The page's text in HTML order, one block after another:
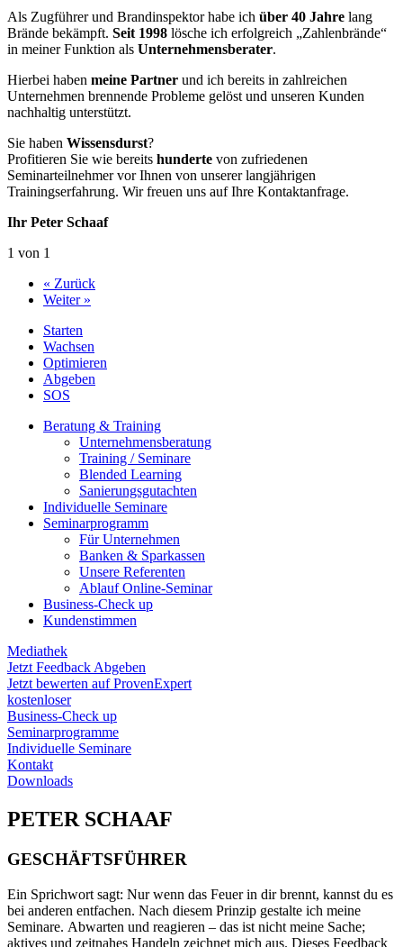
Als Zugführer und Brandinspektor habe ich über 40 Jahre lang
Brände bekämpft. Seit 1998 lösche ich erfolgreich „Zahlenbrände“
in meiner Funktion als Unternehmensberater.
Hierbei haben meine Partner und ich bereits in zahlreichen
Unternehmen brennende Probleme gelöst und unseren Kunden
nachhaltig unterstützt.
Sie haben Wissensdurst?
Profitieren Sie wie bereits hunderte von zufriedenen
Seminarteilnehmer vor Ihnen von unserer langjährigen
Trainingserfahrung. Wir freuen uns auf Ihre Kontaktanfrage.
Ihr Peter Schaaf
1 von 1
« Zurück
Weiter »
Starten
Wachsen
Optimieren
Abgeben
SOS
Beratung & Training
Unternehmens­beratung
Training / Seminare
Blended Learning
Sanierungs­gutachten
Individuelle Seminare
Seminarprogramm
Für Unternehmen
Banken & Sparkassen
Unsere Referenten
Ablauf Online-Seminar
Business-Check up
Kundenstimmen
Mediathek
Jetzt Feedback Abgeben
Jetzt bewerten auf ProvenExpert
kostenloser
Business-Check up
Seminarprogramme
Individuelle Seminare
Kontakt
Downloads
PETER SCHAAF
GESCHÄFTSFÜHRER
Ein Sprichwort sagt: Nur wenn das Feuer in dir brennt, kannst du es
bei anderen entfachen. Nach diesem Prinzip gestalte ich meine
Seminare. Abwarten und reagieren – das ist nicht meine Sache;
aktives und zeitnahes Handeln zeichnet mich aus. Dieses Feedback